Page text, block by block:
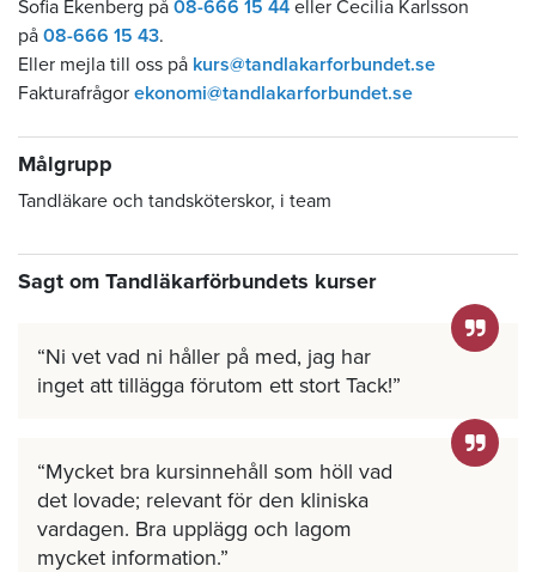
Sofia Ekenberg på 08-666 15 44 eller Cecilia Karlsson
på 08-666 15 43.
Eller mejla till oss på kurs@tandlakarforbundet.se
Fakturafrågor ekonomi@tandlakarforbundet.se
Målgrupp
Tandläkare och tandsköterskor, i team
Sagt om Tandläkarförbundets kurser
Ni vet vad ni håller på med, jag har
inget att tillägga förutom ett stort Tack!
Mycket bra kursinnehåll som höll vad
det lovade; relevant för den kliniska
vardagen. Bra upplägg och lagom
mycket information.